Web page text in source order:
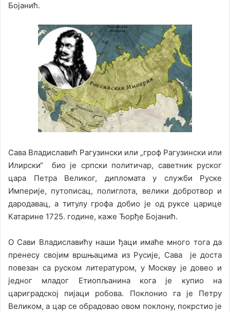
Бојанић.
Сава Владиславић Рагузински или „гроф Рагузински или
Илирски“ био је српски политичар, саветник руског
цара Петра Великог, дипломата у служби Руске
Империје, путописац, полиглота, велики добротвор и
дародавац, а титулу грофа добио је од руксе царице
Катарине 1725. године, каже Ђорђе Бојанић.
О Сави Владиславићу наши ђаци имаће много тога да
пренесу својим вршњацима из Русије, Сава је доста
повезан са руском литературом, у Москву је довео и
једног младог Етиопљанина кога је купио на
цариградској пијаци робова. Поклонио га је Петру
Великом, а цар се обрадовао овом поклону, покрстио је